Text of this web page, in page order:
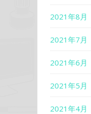
2021年8月
2021年7月
2021年6月
2021年5月
2021年4月